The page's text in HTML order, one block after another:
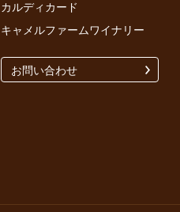
カルディカード
キャメルファームワイナリー
お問い合わせ